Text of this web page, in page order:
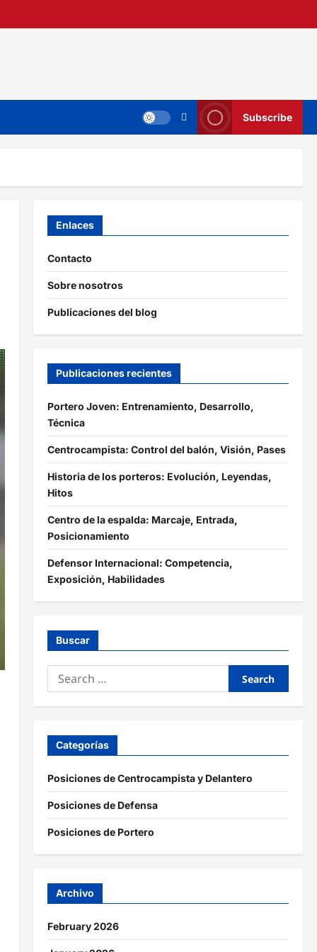
Subscribe
Enlaces
Contacto
Sobre nosotros
Publicaciones del blog
Publicaciones recientes
Portero Joven: Entrenamiento, Desarrollo,
Técnica
Centrocampista: Control del balón, Visión, Pases
Historia de los porteros: Evolución, Leyendas,
Hitos
Centro de la espalda: Marcaje, Entrada,
Posicionamiento
Defensor Internacional: Competencia,
Exposición, Habilidades
Buscar
Search
for:
Categorías
Posiciones de Centrocampista y Delantero
Posiciones de Defensa
Posiciones de Portero
Archivo
February 2026